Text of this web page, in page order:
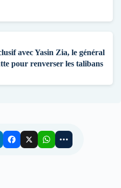
avec Yasin Zia, le général
pour renverser les talibans